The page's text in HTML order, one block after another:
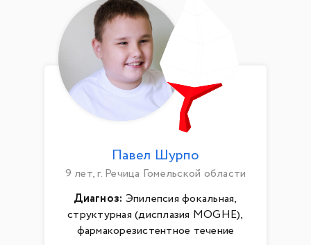
Павел Шурпо
9 лет, г. Речица Гомельской области
Диагноз: Эпилепсия фокальная,
структурная (дисплазия MOGHE),
фармакорезистентное течение